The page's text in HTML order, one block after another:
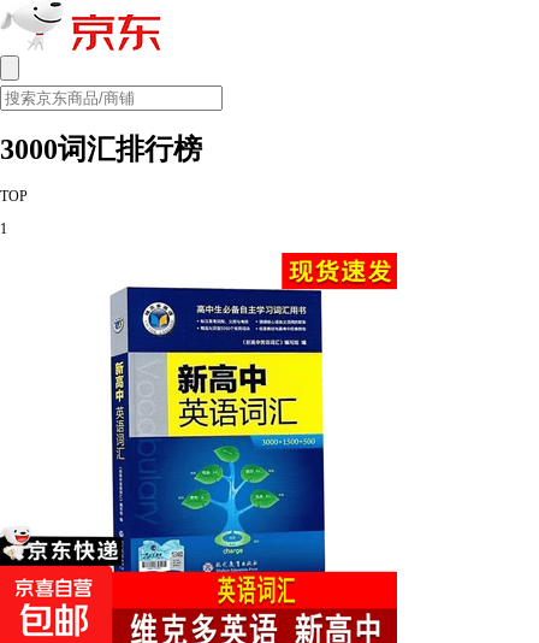
3000词汇排行榜
TOP
1